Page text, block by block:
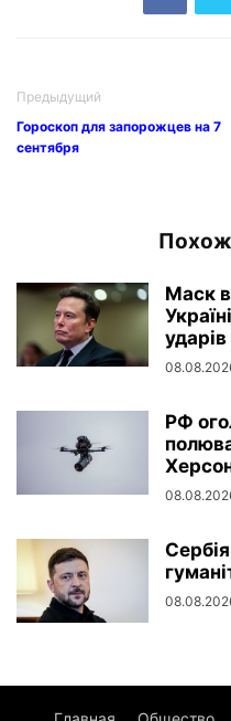
Предыдущий
Гороскоп для запорожцев на 7
сентября
Маск
РФ